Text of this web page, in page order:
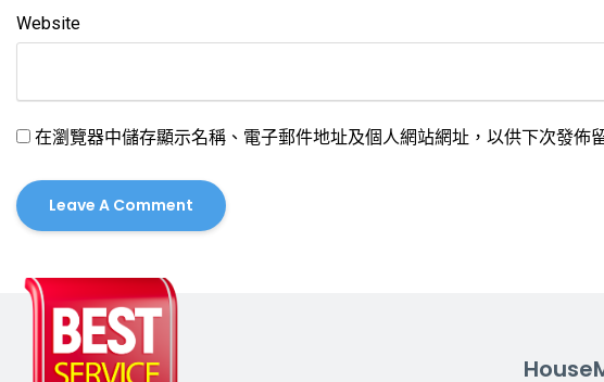
Website
在瀏覽器中儲存顯示名稱、電子郵件地址及個人網站網址，以供下次發佈